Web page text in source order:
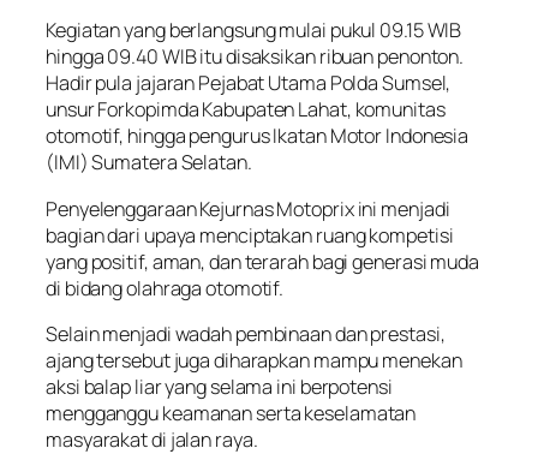
Kegiatan yang berlangsung mulai pukul 09.15 WIB
hingga 09.40 WIB itu disaksikan ribuan penonton.
Hadir pula jajaran Pejabat Utama Polda Sumsel,
unsur Forkopimda Kabupaten Lahat, komunitas
otomotif, hingga pengurus Ikatan Motor Indonesia
(IMI) Sumatera Selatan.
Penyelenggaraan Kejurnas Motoprix ini menjadi
bagian dari upaya menciptakan ruang kompetisi
yang positif, aman, dan terarah bagi generasi muda
di bidang olahraga otomotif.
Selain menjadi wadah pembinaan dan prestasi,
ajang tersebut juga diharapkan mampu menekan
aksi balap liar yang selama ini berpotensi
mengganggu keamanan serta keselamatan
masyarakat di jalan raya.